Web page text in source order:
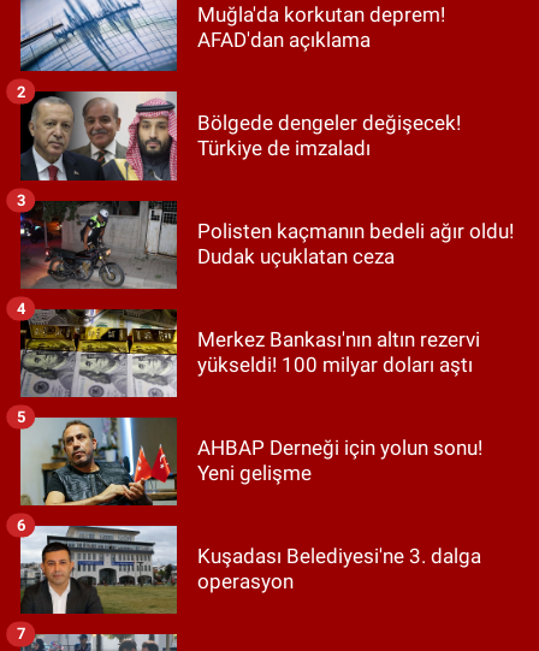
Muğla'da korkutan deprem!
AFAD'dan açıklama
Bölgede dengeler değişecek!
Türkiye de imzaladı
2
Polisten kaçmanın bedeli ağır oldu!
Dudak uçuklatan ceza
3
Merkez Bankası'nın altın rezervi
yükseldi! 100 milyar doları aştı
4
AHBAP Derneği için yolun sonu!
Yeni gelişme
5
Kuşadası Belediyesi'ne 3. dalga
operasyon
6
7